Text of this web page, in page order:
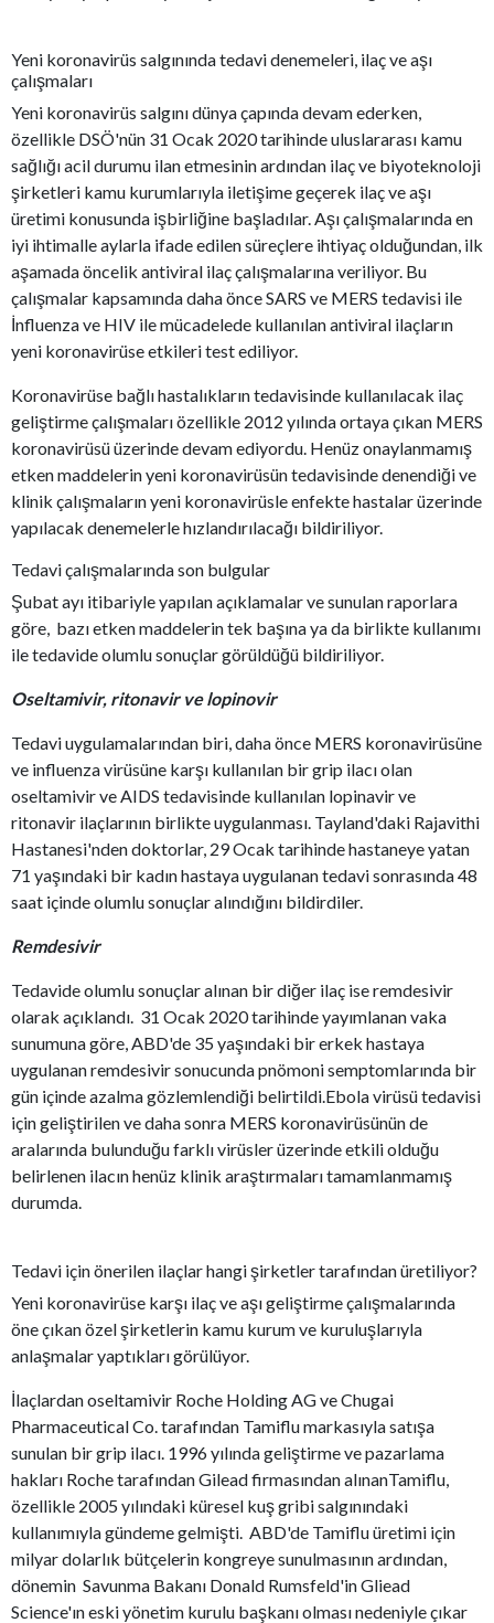
Yeni koronavirüs salgınında tedavi denemeleri, ilaç ve aşı
çalışmaları
Yeni koronavirüs salgını dünya çapında devam ederken,
özellikle DSÖ'nün 31 Ocak 2020 tarihinde uluslararası kamu
sağlığı acil durumu ilan etmesinin ardından ilaç ve biyoteknoloji
şirketleri kamu kurumlarıyla iletişime geçerek ilaç ve aşı
üretimi konusunda işbirliğine başladılar. Aşı çalışmalarında en
iyi ihtimalle aylarla ifade edilen süreçlere ihtiyaç olduğundan, ilk
aşamada öncelik antiviral ilaç çalışmalarına veriliyor. Bu
çalışmalar kapsamında daha önce SARS ve MERS tedavisi ile
İnfluenza ve HIV ile mücadelede kullanılan antiviral ilaçların
yeni koronavirüse etkileri test ediliyor.
Koronavirüse bağlı hastalıkların tedavisinde kullanılacak ilaç
geliştirme çalışmaları özellikle 2012 yılında ortaya çıkan MERS
koronavirüsü üzerinde devam ediyordu. Henüz onaylanmamış
etken maddelerin yeni koronavirüsün tedavisinde denendiği ve
klinik çalışmaların yeni koronavirüsle enfekte hastalar üzerinde
yapılacak denemelerle hızlandırılacağı bildiriliyor.
Tedavi çalışmalarında son bulgular
Şubat ayı itibariyle yapılan açıklamalar ve sunulan raporlara
göre, bazı etken maddelerin tek başına ya da birlikte kullanımı
ile tedavide olumlu sonuçlar görüldüğü bildiriliyor.
Oseltamivir, ritonavir ve lopinovir
Tedavi uygulamalarından biri, daha önce MERS koronavirüsüne
ve influenza virüsüne karşı kullanılan bir grip ilacı olan
oseltamivir ve AIDS tedavisinde kullanılan lopinavir ve
ritonavir ilaçlarının birlikte uygulanması. Tayland'daki Rajavithi
Hastanesi'nden doktorlar, 29 Ocak tarihinde hastaneye yatan
71 yaşındaki bir kadın hastaya uygulanan tedavi sonrasında 48
saat içinde olumlu sonuçlar alındığını bildirdiler.
Remdesivir
Tedavide olumlu sonuçlar alınan bir diğer ilaç ise remdesivir
olarak açıklandı. 31 Ocak 2020 tarihinde yayımlanan vaka
sunumuna göre, ABD'de 35 yaşındaki bir erkek hastaya
uygulanan remdesivir sonucunda pnömoni semptomlarında bir
gün içinde azalma gözlemlendiği belirtildi.Ebola virüsü tedavisi
için geliştirilen ve daha sonra MERS koronavirüsünün de
aralarında bulunduğu farklı virüsler üzerinde etkili olduğu
belirlenen ilacın henüz klinik araştırmaları tamamlanmamış
durumda.
Tedavi için önerilen ilaçlar hangi şirketler tarafından üretiliyor?
Yeni koronavirüse karşı ilaç ve aşı geliştirme çalışmalarında
öne çıkan özel şirketlerin kamu kurum ve kuruluşlarıyla
anlaşmalar yaptıkları görülüyor.
İlaçlardan oseltamivir Roche Holding AG ve Chugai
Pharmaceutical Co. tarafından Tamiflu markasıyla satışa
sunulan bir grip ilacı. 1996 yılında geliştirme ve pazarlama
hakları Roche tarafından Gilead firmasından alınanTamiflu,
özellikle 2005 yılındaki küresel kuş gribi salgınındaki
kullanımıyla gündeme gelmişti. ABD'de Tamiflu üretimi için
milyar dolarlık bütçelerin kongreye sunulmasının ardından,
dönemin Savunma Bakanı Donald Rumsfeld'in Gliead
Science'ın eski yönetim kurulu başkanı olması nedeniyle çıkar